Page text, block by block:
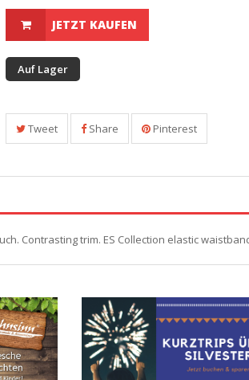
JETZT KAUFEN
Auf Lager
Tweet Share Pinterest
Contrasting trim. ES Collection elastic